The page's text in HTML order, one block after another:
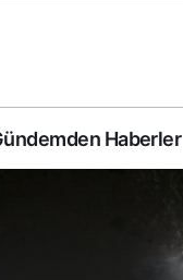
Haberler